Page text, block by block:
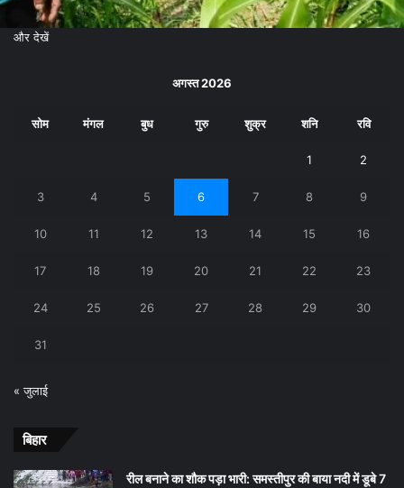
और देखें
अगस्त 2026
सोम मंगल बुध गुरु शुक्र शनि रवि
1 2
3 4 5 6 7 8 9
10 11 12 13 14 15 16
17 18 19 20 21 22 23
24 25 26 27 28 29 30
31
« जुलाई
बिहार
रील बनाने का शौक पड़ा भारी: समस्तीपुर की बाया नदी में डूबे 7